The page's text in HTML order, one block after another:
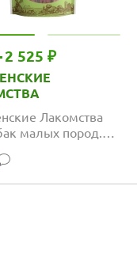
2 525 ₽
Лакомства
малых пород.